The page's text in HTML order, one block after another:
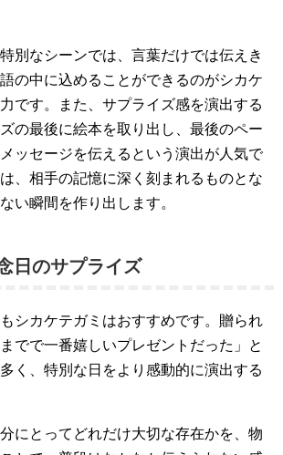
別なシーンでは、言葉だけでは伝えき
の中に込めることができるのがシカケ
です。また、サプライズ感を演出する
の最後に絵本を取り出し、最後のペー
ッセージを伝えるという演出が人気で
、相手の記憶に深く刻まれるものとな
い瞬間を作り出します。
日のサプライズ
シカケテガミはおすすめです。贈られ
でで一番嬉しいプレゼントだった」と
く、特別な日をより感動的に演出する
にとってどれだけ大切な存在かを、物